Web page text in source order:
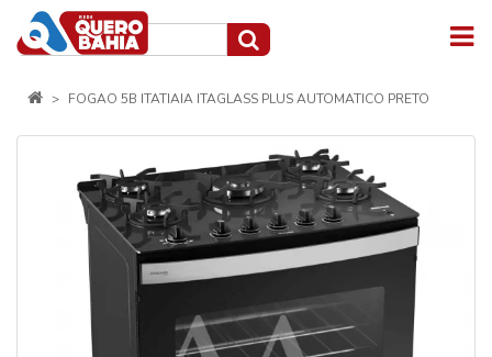
FOGAO 5B ITATIAIA ITAGLASS PLUS AUTOMATICO PRETO